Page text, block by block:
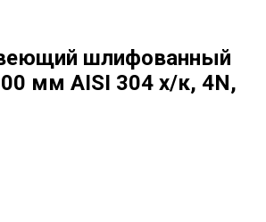
шлифованный
мм AISI 304 х/к, 4N,